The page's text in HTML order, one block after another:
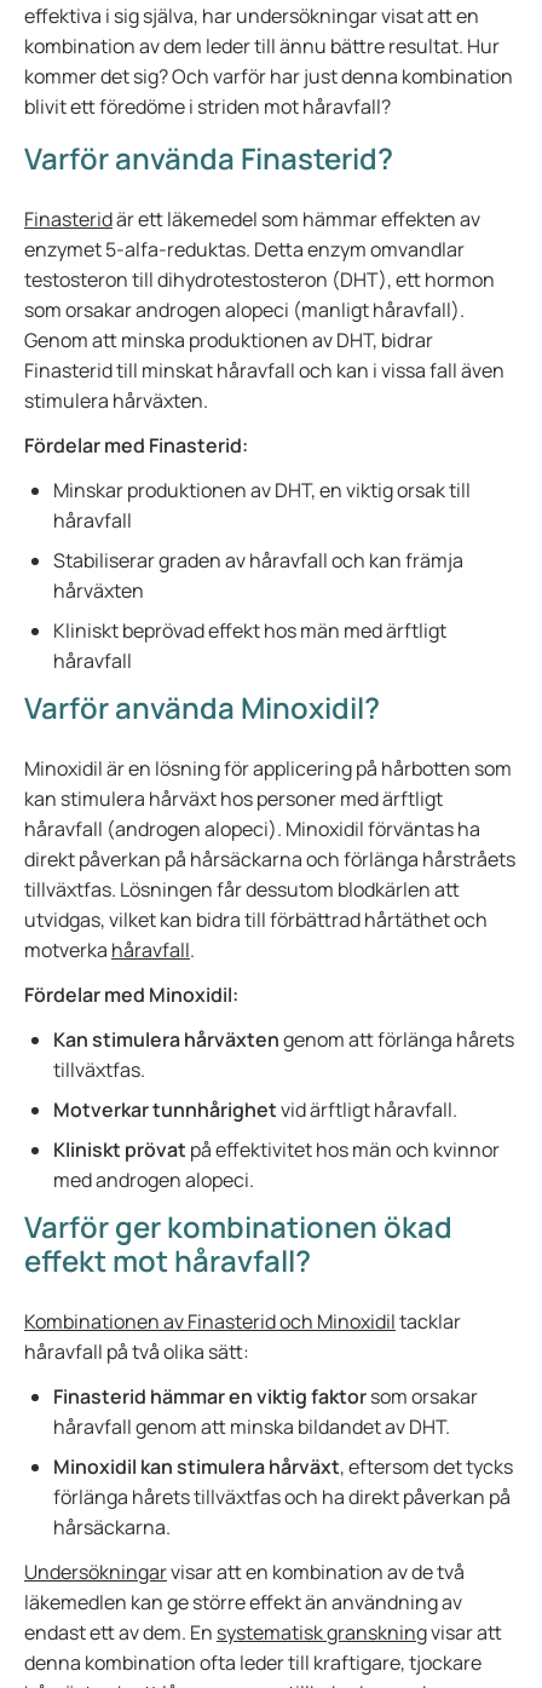
effektiva i sig själva, har undersökningar visat att en
kombination av dem leder till ännu bättre resultat. Hur
kommer det sig? Och varför har just denna kombination
blivit ett föredöme i striden mot håravfall?
Varför använda Finasterid?
Finasteridär ett läkemedel som hämmar effekten av
enzymet 5-alfa-reduktas. Detta enzym omvandlar
testosteron till dihydrotestosteron (DHT), ett hormon
som orsakar androgen alopeci (manligt håravfall).
Genom att minska produktionen av DHT, bidrar
Finasterid till minskat håravfall och kan i vissa fall även
stimulera hårväxten.
Fördelar med Finasterid:
Minskar produktionen av DHT, en viktig orsak till
håravfall
Stabiliserar graden av håravfall och kan främja
hårväxten
Kliniskt beprövad effekt hos män med ärftligt
håravfall
Varför använda Minoxidil?
Minoxidil är en lösning för applicering på hårbotten som
kan stimulera hårväxt hos personer med ärftligt
håravfall (androgen alopeci). Minoxidil förväntas ha
direkt påverkan på hårsäckarna och förlänga hårstråets
tillväxtfas. Lösningen får dessutom blodkärlen att
utvidgas, vilket kan bidra till förbättrad hårtäthet och
motverka håravfall.
Fördelar med Minoxidil:
Kan stimulera hårväxtengenom att förlänga hårets
tillväxtfas.
Motverkar tunnhårighetvid ärftligt håravfall.
Kliniskt prövat på effektivitet hos män och kvinnor
med androgen alopeci.
Varför ger kombinationen ökad
effekt mot håravfall?
Kombinationen av Finasterid och Minoxidiltacklar
håravfall på två olika sätt:
Finasterid hämmar en viktig faktorsom orsakar
håravfall genom att minska bildandet av DHT.
Minoxidil kan stimulera hårväxt, eftersom det tycks
förlänga hårets tillväxtfas och ha direkt påverkan på
hårsäckarna.
Undersökningarvisar att en kombination av de två
läkemedlen kan ge större effekt än användning av
endast ett av dem. En systematisk granskningvisar att
denna kombination ofta leder till kraftigare, tjockare